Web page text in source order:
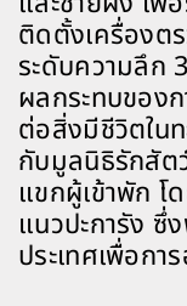
ติดตั้งเครื่องต
ระดับความลึก
ผลกระทบของ
ต่อสิ่งมีชีวิตใน
กับมูลนิธิรักสัต
แขกผู้เข้าพัก โ
แนวปะการัง ซึ่
ประเทศเพื่อก